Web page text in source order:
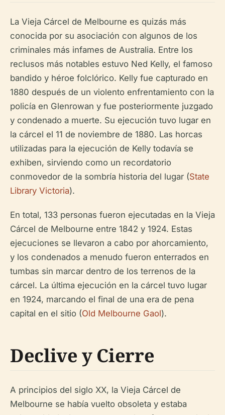
La Vieja Cárcel de Melbourne es quizás más
conocida por su asociación con algunos de los
criminales más infames de Australia. Entre los
reclusos más notables estuvo Ned Kelly, el famoso
bandido y héroe folclórico. Kelly fue capturado en
1880 después de un violento enfrentamiento con la
policía en Glenrowan y fue posteriormente juzgado
y condenado a muerte. Su ejecución tuvo lugar en
la cárcel el 11 de noviembre de 1880. Las horcas
utilizadas para la ejecución de Kelly todavía se
exhiben, sirviendo como un recordatorio
conmovedor de la sombría historia del lugar (State
Library Victoria).
En total, 133 personas fueron ejecutadas en la Vieja
Cárcel de Melbourne entre 1842 y 1924. Estas
ejecuciones se llevaron a cabo por ahorcamiento,
y los condenados a menudo fueron enterrados en
tumbas sin marcar dentro de los terrenos de la
cárcel. La última ejecución en la cárcel tuvo lugar
en 1924, marcando el final de una era de pena
capital en el sitio (Old Melbourne Gaol).
Declive y Cierre
A principios del siglo XX, la Vieja Cárcel de
Melbourne se había vuelto obsoleta y estaba